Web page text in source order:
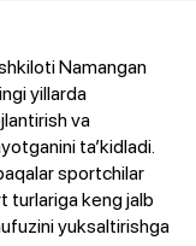
Namangan
yillarda
va
ta’kidladi.
sportchilar
turlariga keng jalb
yuksaltirishga